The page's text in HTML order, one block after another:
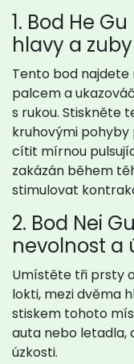
1. Bod He
hlavy a zuby
Tento bod najdete
palcem a
s rukou. Stiskněte
kruhovými pohyby
cítit mírnou
zakázán během
stimulovat
2. Bod Nei
nevolnost a
Umístěte tři prsty
lokti, mezi dvěma
stiskem tohoto
auta nebo letadla,
úzkosti.